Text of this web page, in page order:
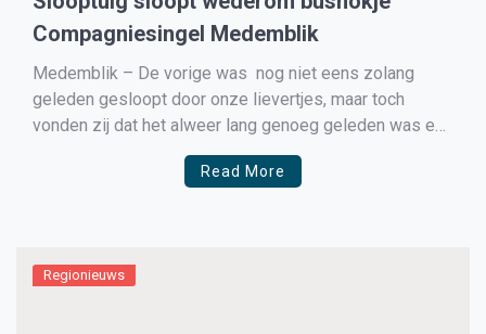
Compagniesingel Medemblik
Medemblik – De vorige was nog niet eens zolang
geleden gesloopt door onze lievertjes, maar toch
vonden zij dat het alweer lang genoeg geleden was en
dus werd in de nacht van zaterdag op zondag weer
vakkundig het bushokje aan de Compagniesingel
Read More
Regionieuws